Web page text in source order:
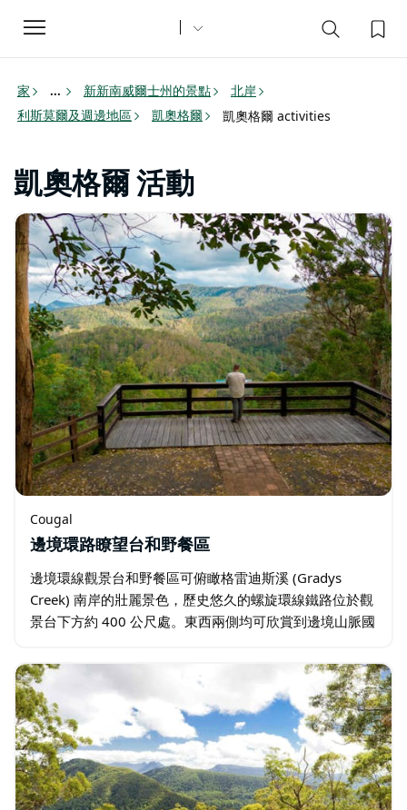
Toggle
navigation
家 ... 新新南威爾士州的景點
北岸
利斯莫爾及週邊地區
凱奧格爾 凱奧格爾 activities
凱奧格爾 活動
Cougal
邊境環路瞭望台和野餐區
邊境環線觀景台和野餐區可俯瞰格雷迪斯溪 (Gradys
Creek) 南岸的壯麗景色，歷史悠久的螺旋環線鐵路位於觀
景台下方約 400 公尺處。東西兩側均可欣賞到邊境山脈國